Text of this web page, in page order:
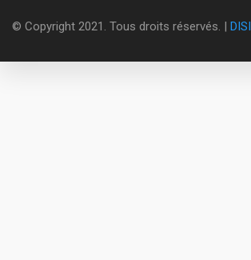
© Copyright 2021. Tous droits réservés. | DISI